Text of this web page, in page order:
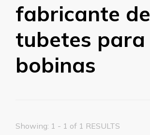
fabricante de
tubetes para
bobinas
Showing: 1 - 1 of 1 RESULTS